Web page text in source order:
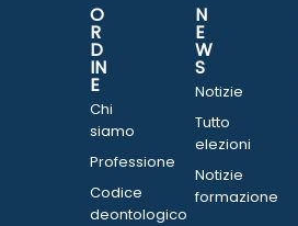
O
R
D
IN
E
Chi
siamo
Professione
Codice
deontologico
N
E
W
S
Notizie
Tutto
elezioni
Notizie
formazione